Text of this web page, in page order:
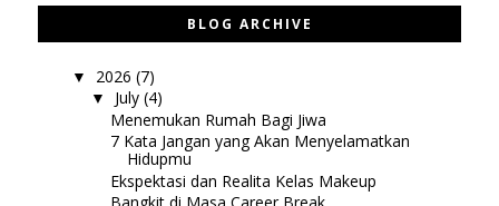
BLOG ARCHIVE
▼ 2026 (7)
▼ July (4)
Menemukan Rumah Bagi Jiwa
7 Kata Jangan yang Akan Menyelamatkan
Hidupmu
Ekspektasi dan Realita Kelas Makeup